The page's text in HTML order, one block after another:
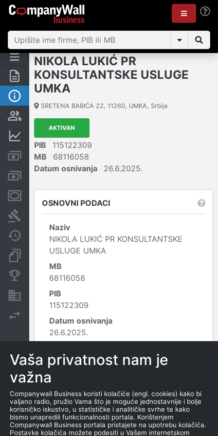
Rezime
Osnovni podaci
Finansijski podaci
Kreditni limit kompanije
Sudski sporovi
Javne nabavke
Dokumenti i objave
Konkurentske kompanije
Nekretnine i imovina
NIKOLA LUKIĆ PR
KONSULTANTSKE USLUGE
UMKA
SRETENA BABIĆA 22, 11260, UMKA, Srbija
AKTIVAN
PIB
115122309
MB
68116058
Datum osnivanja
26.6.2025.
OSNOVNI PODACI
Naziv
NIKOLA LUKIĆ PR KONSULTANTSKE
USLUGE UMKA
MB
68116058
PIB
115122309
Datum osnivanja
26.6.2025.
7022 - Konsultantske aktivnosti u vezi s
poslovanjem i ostalim upravljanjem;
KONTAKTI
Vaša privatnost nam je
važna
Companywall Business koristi kolačiće (engl. cookies) kako bi
valjano radio, pružio Vama što je moguće jednostavnije i bolje
korisničko iskustvo, u statističke i analitičke svrhe te kako
bismo unapredili funkcionalnosti portala. Korištenjem
Companywall Business portala pristajete na upotrebu kolačića.
Postavke kolačića možete podesiti u Vašem internetskom